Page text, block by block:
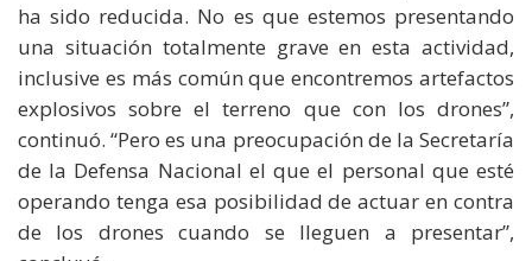
ha sido reducida. No es que estemos presentando
una situación totalmente grave en esta actividad,
inclusive es más común que encontremos artefactos
explosivos sobre el terreno que con los drones”,
continuó. “Pero es una preocupación de la Secretaría
de la Defensa Nacional el que el personal que esté
operando tenga esa posibilidad de actuar en contra
de los drones cuando se lleguen a presentar”,